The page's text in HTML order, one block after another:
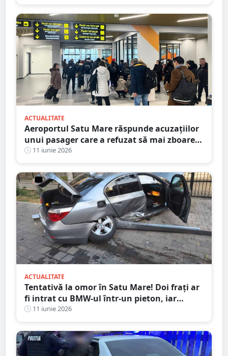
ACTUALITATE
Aeroportul Satu Mare răspunde acuzațiilor
unui pasager care a refuzat să mai zboare,
acuzând atitudinea angajaților
11 iunie 2026
ACTUALITATE
Tentativă la omor în Satu Mare! Doi frați ar
fi intrat cu BMW-ul într-un pieton, iar
celălalt ar fi atacat cu cuțitul
11 iunie 2026